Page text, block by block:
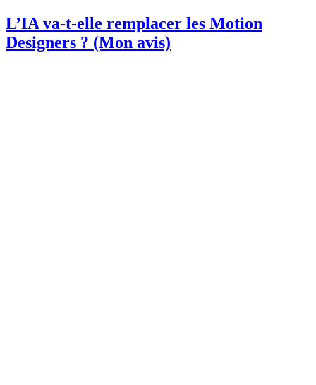
L’IA va-t-elle remplacer les Motion
Designers ? (Mon avis)